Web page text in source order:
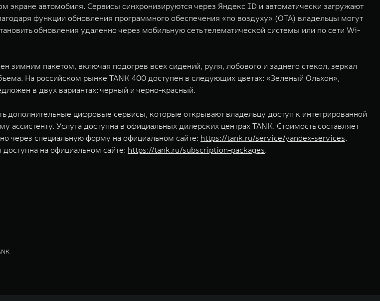
автомобиля. Сервисы синхронизируются через Яндекс ID и автоматически загружают
функции обновления программного обеспечения «по воздуху» (ОТА) владельцы могут
обновления удаленно через мобильную сеть телематической системы или по сети Wi-
зимним пакетом, включая подогрев всех сидений, руля, лобового и заднего стекол, зеркал
На российском рынке TANK 400 доступен в следующих цветах: «Зеленый Ольхон»,
в двух вариантах: черный и черно-красный.
цифровые сервисы, которые открывают владельцу доступ к интегрированной
Услуга доступна в официальных дилерских центрах TANK. Стоимость составляет
через специальную форму на официальном сайте: https://tank.ru/service/yandex-services.
на официальном сайте: https://tank.ru/subscription-packages.
в салонах дилерских центров TANK